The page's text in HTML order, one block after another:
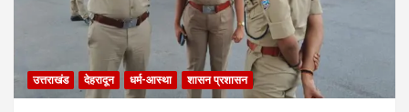
उत्तराखंड देहरादून धर्म-आस्था शासन प्रशासन